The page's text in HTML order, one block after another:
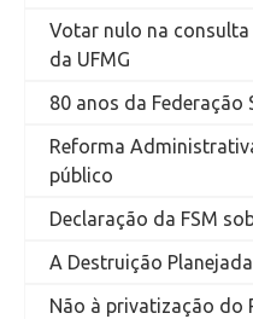
Votar nulo na
da UFMG
80 anos da Federação
Reforma
público
Declaração da FSM
A Destruição
Não à privatização do